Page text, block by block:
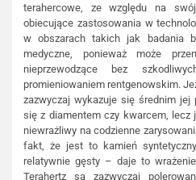
terahercowe, ze względu na
obiecujące zastosowania w
w obszarach takich jak badania
medyczne, ponieważ może
nieprzewodzące bez
promieniowaniem rentgenowskim.
zazwyczaj wykazuje się średnim
się z diamentem czy kwarcem, lecz
niewrażliwy na codzienne
fakt, że jest to kamień
relatywnie gęsty – daje to
Terahertz są zazwyczaj